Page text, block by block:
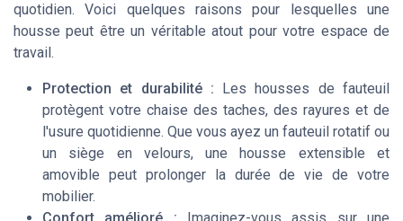
quotidien. Voici quelques raisons pour lesquelles une
housse peut être un véritable atout pour votre espace de
travail.
Protection et durabilité : Les housses de fauteuil
protègent votre chaise des taches, des rayures et de
l'usure quotidienne. Que vous ayez un fauteuil rotatif ou
un siège en velours, une housse extensible et
amovible peut prolonger la durée de vie de votre
mobilier.
Confort amélioré : Imaginez-vous assis sur une